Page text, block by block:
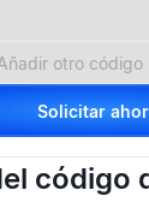
Solicitar
código